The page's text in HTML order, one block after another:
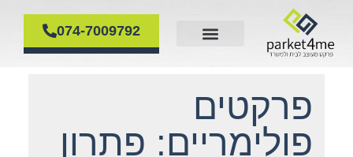
074-7009792
פרקטים
פולימריים: פתרון